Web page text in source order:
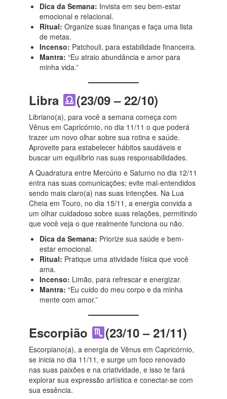
Dica da Semana: Invista em seu bem-estar
emocional e relacional.
Ritual: Organize suas finanças e faça uma lista
de metas.
Incenso: Patchouli, para estabilidade financeira.
Mantra: “Eu atraio abundância e amor para
minha vida.”
Libra (23/09 – 22/10)
Libriano(a), para você a semana começa com
Vênus em Capricórnio, no dia 11/11 o que poderá
trazer um novo olhar sobre sua rotina e saúde.
Aproveite para estabelecer hábitos saudáveis e
buscar um equilíbrio nas suas responsabilidades.
A Quadratura entre Mercúrio e Saturno no dia 12/11
entra nas suas comunicações; evite mal-entendidos
sendo mais claro(a) nas suas intenções. Na Lua
Cheia em Touro, no dia 15/11, a energia convida a
um olhar cuidadoso sobre suas relações, permitindo
que você veja o que realmente funciona ou não.
Dica da Semana: Priorize sua saúde e bem-
estar emocional.
Ritual: Pratique uma atividade física que você
ama.
Incenso: Limão, para refrescar e energizar.
Mantra: “Eu cuido do meu corpo e da minha
mente com amor.”
Escorpião (23/10 – 21/11)
Escorpiano(a), a energia de Vênus em Capricórnio,
se inicia no dia 11/11, e surge um foco renovado
nas suas paixões e na criatividade, e isso te fará
explorar sua expressão artística e conectar-se com
sua essência.